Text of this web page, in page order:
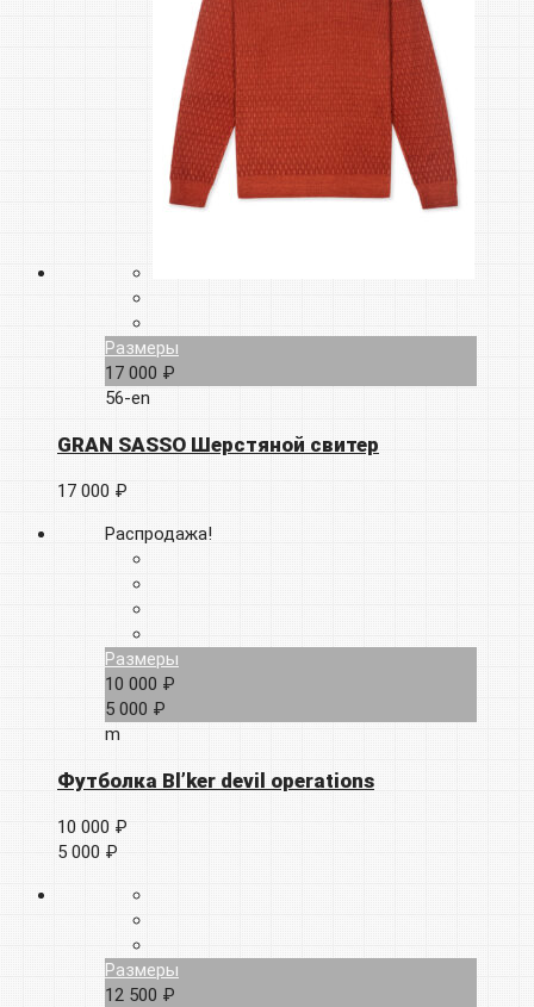
Размеры
17 000 ₽
56-en
GRAN SASSO Шерстяной свитер
17 000 ₽
Распродажа!
Размеры
10 000 ₽
5 000 ₽
m
Футболка Bl’ker devil operations
10 000 ₽
5 000 ₽
Размеры
12 500 ₽